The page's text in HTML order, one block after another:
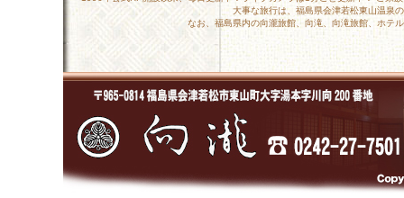
大事な旅行は、福島県会津若松東山温泉
なお、福島県内の向瀧旅館、向滝、向滝旅館、ホテ